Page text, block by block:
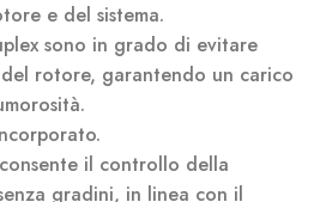
e del sistema.
sono in grado di evitare
del rotore, garantendo un carico
il controllo della
gradini, in linea con il